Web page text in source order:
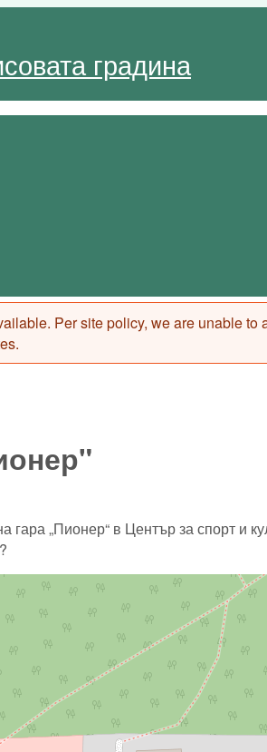
градина
Per site policy, we are unable
гара „Пионер“ в Център за спорт и